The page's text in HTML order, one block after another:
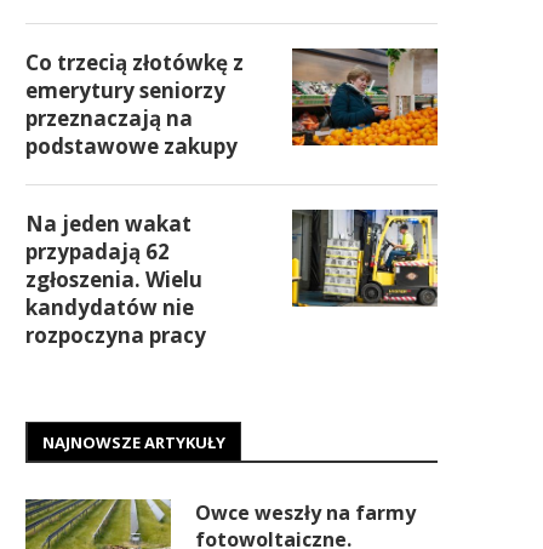
Co trzecią złotówkę z
emerytury seniorzy
przeznaczają na
podstawowe zakupy
Na jeden wakat
przypadają 62
zgłoszenia. Wielu
kandydatów nie
rozpoczyna pracy
NAJNOWSZE ARTYKUŁY
Owce weszły na farmy
fotowoltaiczne.